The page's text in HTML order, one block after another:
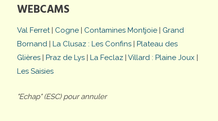
WEBCAMS
Val Ferret| Cogne | Contamines Montjoie | Grand
Bornand | La Clusaz : Les Confins | Plateau des
Glières | Praz de Lys | La Feclaz | Villard : Plaine Joux |
Les Saisies
"Echap" (ESC) pour annuler